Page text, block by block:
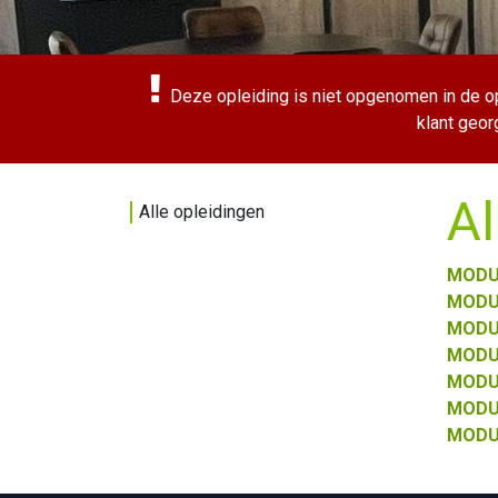
Deze opleiding is niet opgenomen in de
klant
Alle opleidingen